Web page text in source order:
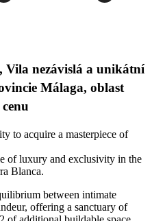
Vila nezávislá a unikátní
Málaga, oblast
to acquire a masterpiece of
of luxury and exclusivity in the
Blanca.
between intimate
offering a sanctuary of